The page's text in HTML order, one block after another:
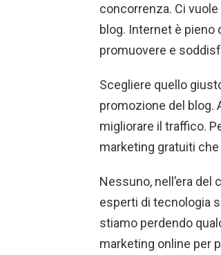
concorrenza. Ci
blog. Internet è pieno
promuovere e
Scegliere quello
promozione del blog.
migliorare il traffico.
marketing gratuiti
Nessuno, nell’era
esperti di tecnologia
stiamo perdendo
marketing online per